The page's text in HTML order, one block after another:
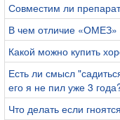
Совместим ли
В чем отличие «ОМЕЗ»
Какой можно купить
Есть ли смысл
его я не пил уже 3
Что делать если